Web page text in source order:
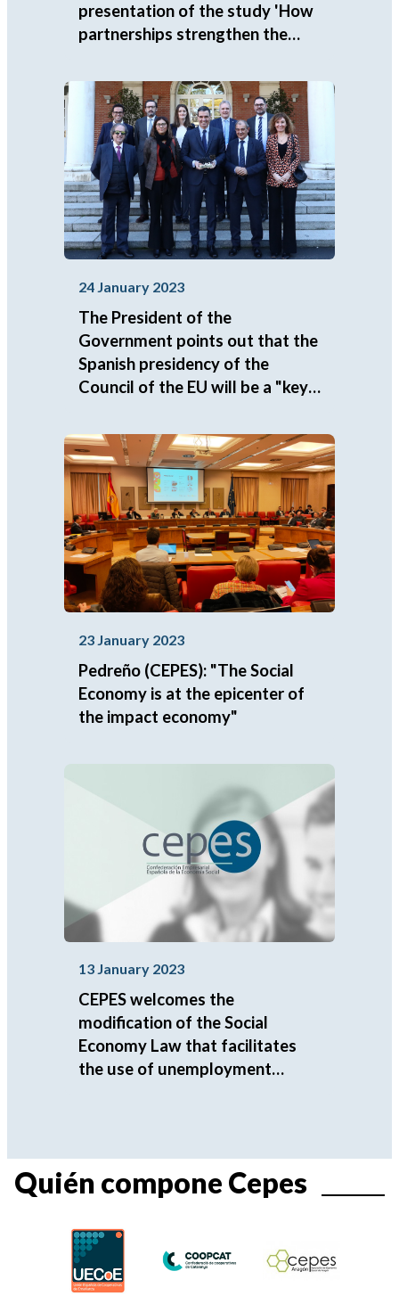
presentation of the study 'How
partnerships strengthen the
24 January 2023
The President of the
Government points out that the
Spanish presidency of the
Council of the EU will be a "key"
economy at the center of
Europe's agenda
23 January 2023
Pedreño (CEPES): "The Social
Economy is at the epicenter of
the impact economy"
13 January 2023
CEPES welcomes the
modification of the Social
Economy Law that facilitates
the use of unemployment
Quién compone Cepes